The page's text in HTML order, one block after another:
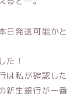
日発送可能かと
た！
は私が確認した
新生銀行が一番